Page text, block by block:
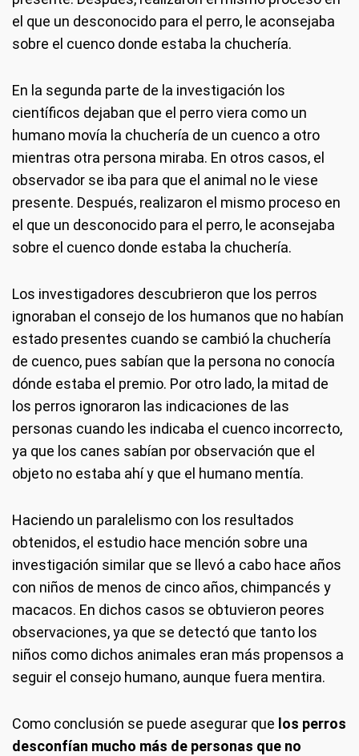
el que un desconocido para el perro, le aconsejaba
sobre el cuenco donde estaba la chuchería.
En la segunda parte de la investigación los
científicos dejaban que el perro viera como un
humano movía la chuchería de un cuenco a otro
mientras otra persona miraba. En otros casos, el
observador se iba para que el animal no le viese
presente. Después, realizaron el mismo proceso en
el que un desconocido para el perro, le aconsejaba
sobre el cuenco donde estaba la chuchería.
Los investigadores descubrieron que los perros
ignoraban el consejo de los humanos que no habían
estado presentes cuando se cambió la chuchería
de cuenco, pues sabían que la persona no conocía
dónde estaba el premio. Por otro lado, la mitad de
los perros ignoraron las indicaciones de las
personas cuando les indicaba el cuenco incorrecto,
ya que los canes sabían por observación que el
objeto no estaba ahí y que el humano mentía.
Haciendo un paralelismo con los resultados
obtenidos, el estudio hace mención sobre una
investigación similar que se llevó a cabo hace años
con niños de menos de cinco años, chimpancés y
macacos. En dichos casos se obtuvieron peores
observaciones, ya que se detectó que tanto los
niños como dichos animales eran más propensos a
seguir el consejo humano, aunque fuera mentira.
Como conclusión se puede asegurar que los perros
desconfían mucho más de personas que no